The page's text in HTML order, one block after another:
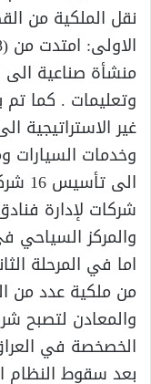
نقل الملكية من
منشأة صناعية
وتعليمات . كما تم
غير الاستراتيجية
وخدمات السيارات
شركات لإدارة
والمركز السياحي
اما في المرحلة
من ملكية عدد من
والمعادن لتصبح
الخصخصة في العراق